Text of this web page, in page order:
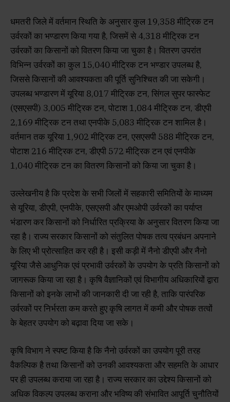
धमतरी जिले में वर्तमान स्थिति के अनुसार कुल 19,358 मीट्रिक टन
उर्वरकों का भण्डारण किया गया है, जिसमें से 4,318 मीट्रिक टन
उर्वरकों का किसानों को वितरण किया जा चुका है। वितरण उपरांत
विभिन्न उर्वरकों का कुल 15,040 मीट्रिक टन भण्डार उपलब्ध है,
जिससे किसानों की आवश्यकता की पूर्ति सुनिश्चित की जा सकेगी।
उपलब्ध भण्डारण में यूरिया 8,017 मीट्रिक टन, सिंगल सुपर फास्फेट
(एसएसपी) 3,005 मीट्रिक टन, पोटाश 1,084 मीट्रिक टन, डीएपी
2,169 मीट्रिक टन तथा एनपीके 5,083 मीट्रिक टन शामिल है।
वर्तमान तक यूरिया 1,902 मीट्रिक टन, एसएसपी 588 मीट्रिक टन,
पोटाश 216 मीट्रिक टन, डीएपी 572 मीट्रिक टन एवं एनपीके
1,040 मीट्रिक टन का वितरण किसानों को किया जा चुका है।
उल्लेखनीय है कि प्रदेश के सभी जिलों में सहकारी समितियों के माध्यम
से यूरिया, डीएपी, एनपीके, एसएसपी और एमओपी उर्वरकों का पर्याप्त
भंडारण कर किसानों को निर्धारित प्रक्रिया के अनुसार वितरण किया जा
रहा है। राज्य सरकार किसानों को संतुलित पोषक तत्व प्रबंधन अपनाने
के लिए भी प्रोत्साहित कर रही है। इसी कड़ी में नैनो डीएपी और नैनो
यूरिया जैसे आधुनिक एवं प्रभावी उर्वरकों के उपयोग के प्रति किसानों को
जागरूक किया जा रहा है। कृषि वैज्ञानिकों एवं विभागीय अधिकारियों द्वारा
किसानों को इनके लाभों की जानकारी दी जा रही है, ताकि पारंपरिक
उर्वरकों पर निर्भरता कम करते हुए कृषि लागत में कमी और पोषक तत्वों
के बेहतर उपयोग को बढ़ावा दिया जा सके।
कृषि विभाग ने स्पष्ट किया है कि नैनो उर्वरकों का उपयोग पूरी तरह
वैकल्पिक है तथा किसानों को उनकी आवश्यकता और सहमति के आधार
पर ही उपलब्ध कराया जा रहा है। राज्य सरकार का उद्देश्य किसानों को
अधिक विकल्प उपलब्ध कराना और भविष्य की संभावित आपूर्ति चुनौतियों